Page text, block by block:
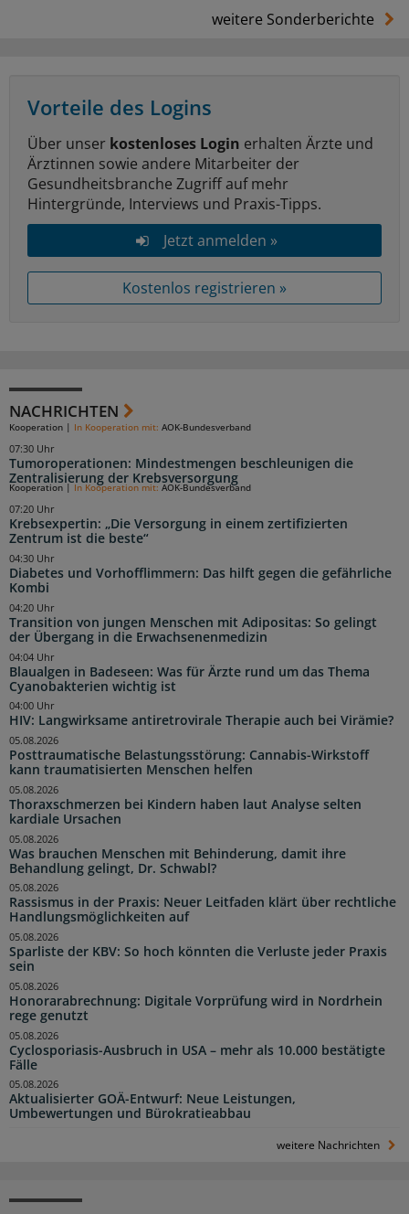
weitere Sonderberichte
Vorteile des Logins
Über unser kostenloses Login erhalten Ärzte und
Ärztinnen sowie andere Mitarbeiter der
Gesundheitsbranche Zugriff auf mehr
Hintergründe, Interviews und Praxis-Tipps.
Jetzt anmelden »
Kostenlos registrieren »
NACHRICHTEN
Tumoroperationen: Mindestmengen beschleunigen die
Zentralisierung der Krebsversorgung
Kooperation | In Kooperation mit: AOK-Bundesverband
07:30 Uhr
Krebsexpertin: „Die Versorgung in einem zertifizierten
Zentrum ist die beste“
Kooperation In Kooperation mit: AOK-Bundesverband
07:20 Uhr
Diabetes und Vorhofflimmern: Das hilft gegen die gefährliche
Kombi
04:30 Uhr
Transition von jungen Menschen mit Adipositas: So gelingt
der Übergang in die Erwachsenenmedizin
04:20 Uhr
Blaualgen in Badeseen: Was für Ärzte rund um das Thema
Cyanobakterien wichtig ist
04:04 Uhr
HIV: Langwirksame antiretrovirale Therapie auch bei Virämie?
04:00 Uhr
Posttraumatische Belastungsstörung: Cannabis-Wirkstoff
kann traumatisierten Menschen helfen
05.08.2026
Thoraxschmerzen bei Kindern haben laut Analyse selten
kardiale Ursachen
05.08.2026
Was brauchen Menschen mit Behinderung, damit ihre
Behandlung gelingt, Dr. Schwabl?
05.08.2026
Rassismus in der Praxis: Neuer Leitfaden klärt über rechtliche
Handlungsmöglichkeiten auf
05.08.2026
Sparliste der KBV: So hoch könnten die Verluste jeder Praxis
sein
05.08.2026
Honorarabrechnung: Digitale Vorprüfung wird in Nordrhein
rege genutzt
05.08.2026
Cyclosporiasis-Ausbruch in USA – mehr als 10.000 bestätigte
Fälle
05.08.2026
Aktualisierter GOÄ-Entwurf: Neue Leistungen,
Umbewertungen und Bürokratieabbau
05.08.2026
weitere Nachrichten